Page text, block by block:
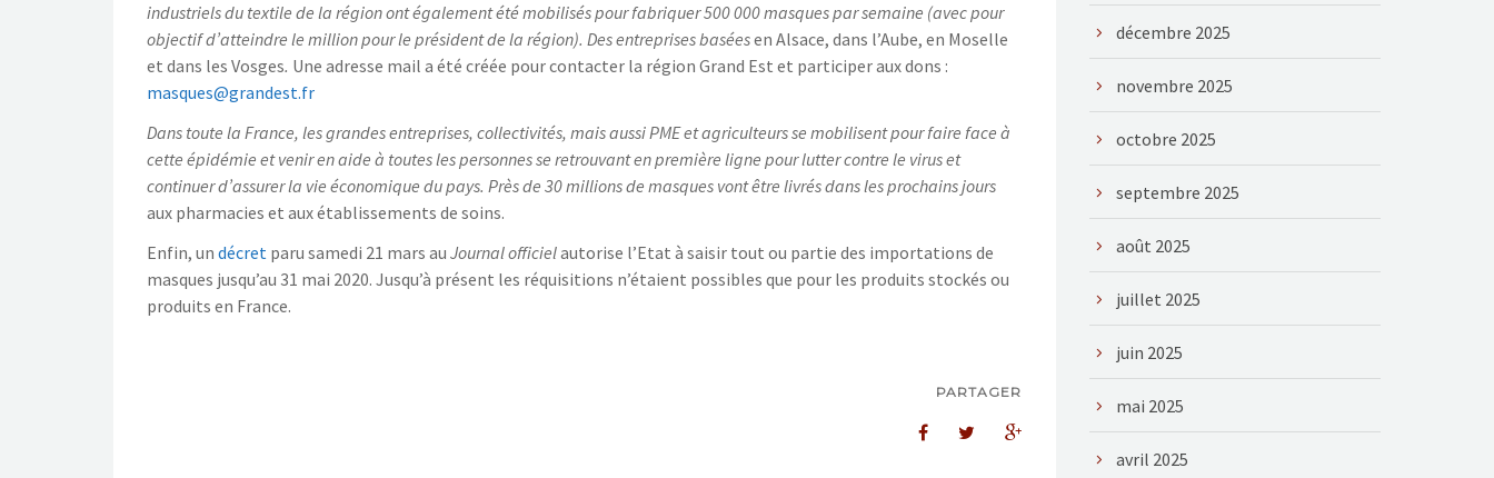
industriels du textile de la région ont également été mobilisés pour fabriquer 500 000 masques par semaine (avec pour
objectif d’atteindre le million pour le président de la région). Des entreprises baséesen Alsace, dans l’Aube, en Moselle
et dans les Vosges. Une adresse mail a été créée pour contacter la région Grand Est et participer aux dons :
masques@grandest.fr
Dans toute la France, les grandes entreprises, collectivités, mais aussi PME et agriculteurs se mobilisent pour faire face à
cette épidémie et venir en aide à toutes les personnes se retrouvant en première ligne pour lutter contre le virus et
continuer d’assurer la vie économique du pays. Près de 30 millions de masques vont être livrés dans les prochains jours
aux pharmacies et aux établissements de soins.
Enfin, un décret paru samedi 21 mars au Journal officielautorise l’Etat à saisir tout ou partie des importations de
masques jusqu’au 31 mai 2020. Jusqu’à présent les réquisitions n’étaient possibles que pour les produits stockés ou
produits en France.
PARTAGER
décembre 2025
novembre 2025
octobre 2025
septembre 2025
août 2025
juillet 2025
juin 2025
mai 2025
avril 2025